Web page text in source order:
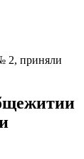
2, приняли